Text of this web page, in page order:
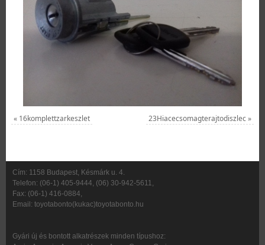
« 16komplettzarkeszlet 23Hiacecsomagterajtodiszlec»
Cím: 1158 Budapest, Késmárk u. 4.
Telefon: (06-1) 405-9444, (06) 30-942-5611,
Fax: (06-1) 416-0884,
Email: toyotabonto(kukac)toyotabonto.hu
Gyári új és bontott alkatrészek minden típushoz: